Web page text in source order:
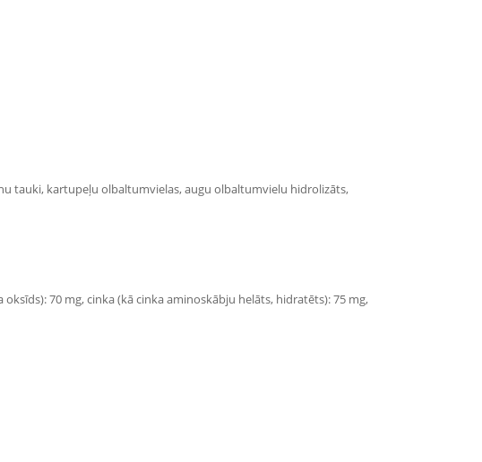
tauki, kartupeļu olbaltumvielas, augu olbaltumvielu hidrolizāts,
70 mg, cinka (kā cinka aminoskābju helāts, hidratēts): 75 mg,